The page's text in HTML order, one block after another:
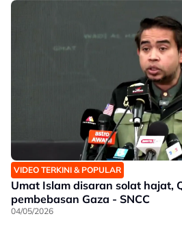
VIDEO TERKINI & POPULAR
Umat Islam disaran solat hajat,
pembebasan Gaza - SNCC
04/05/2026